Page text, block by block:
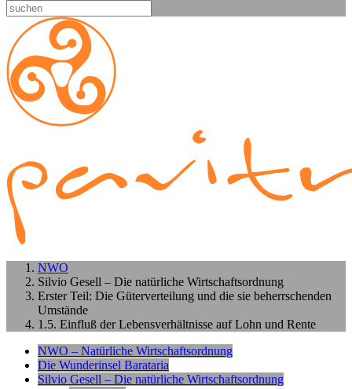
NWO
Silvio Gesell – Die natürliche Wirtschaftsordnung
Erster Teil: Die Güterverteilung und die sie beherrschenden
Umstände
1.5. Einfluß der Lebensverhältnisse auf Lohn und Rente
NWO – Natürliche Wirtschaftsordnung
Die Wunderinsel Barataria
Silvio Gesell – Die natürliche Wirtschaftsordnung